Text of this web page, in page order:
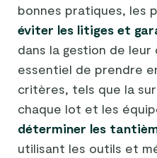
bonnes pratiques, les
éviter les litiges et
dans la gestion de
essentiel de prendre
critères, tels que la
chaque lot et les
déterminer les
utilisant les outils et